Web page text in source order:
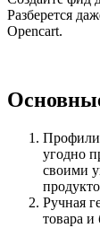
Разберется
Opencart.
Профили
угодно
своими
Ручная
товара и